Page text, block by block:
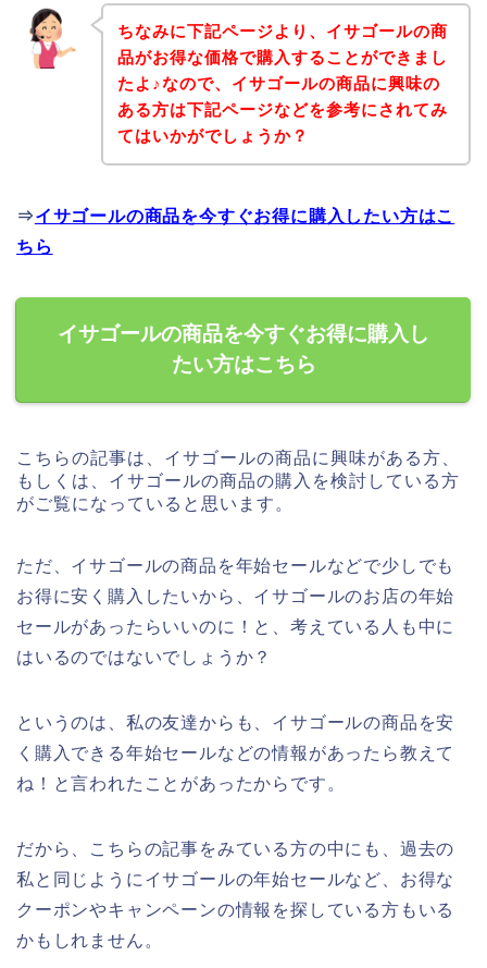
ちなみに下記ページより、イサゴールの商
品がお得な価格で購入することができまし
たよ♪なので、イサゴールの商品に興味の
ある方は下記ページなどを参考にされてみ
てはいかがでしょうか？
⇒イサゴールの商品を今すぐお得に購入したい方はこ
ちら
イサゴールの商品を今すぐお得に購入し
たい方はこちら
こちらの記事は、イサゴールの商品に興味がある方、
もしくは、イサゴールの商品の購入を検討している方
がご覧になっていると思います。
ただ、イサゴールの商品を年始セールなどで少しでも
お得に安く購入したいから、イサゴールのお店の年始
セールがあったらいいのに！と、考えている人も中に
はいるのではないでしょうか？
というのは、私の友達からも、イサゴールの商品を安
く購入できる年始セールなどの情報があったら教えて
ね！と言われたことがあったからです。
だから、こちらの記事をみている方の中にも、過去の
私と同じようにイサゴールの年始セールなど、お得な
クーポンやキャンペーンの情報を探している方もいる
かもしれません。